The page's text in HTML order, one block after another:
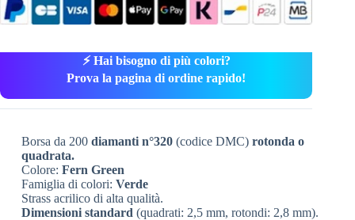
⚡ Hai bisogno di più colori?
Prova la pagina di ordine rapido!
Borsa da 200 diamanti n°320(codice DMC) rotonda o
quadrata.
Colore: Fern Green
Famiglia di colori: Verde
Strass acrilico di alta qualità.
Dimensioni standard (quadrati: 2,5 mm, rotondi: 2,8 mm).